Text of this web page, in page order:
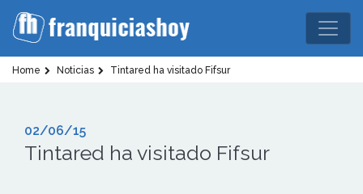
Home Noticias Tintared ha visitado Fifsur
02/06/15
Tintared ha visitado Fifsur